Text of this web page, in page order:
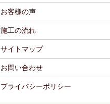
お客様の声
施工の流れ
サイトマップ
お問い合わせ
プライバシーポリシー